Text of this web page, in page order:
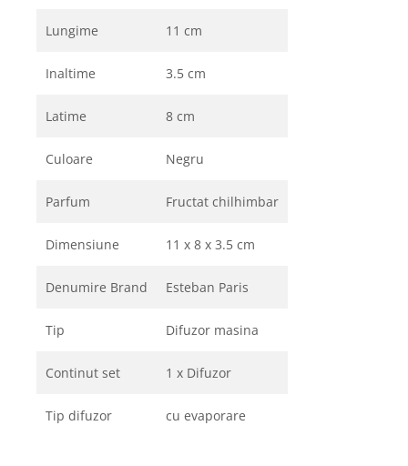
Lungime 11 cm
Inaltime 3.5 cm
Latime 8 cm
Culoare Negru
Parfum Fructat chilhimbar
Dimensiune 11 x 8 x 3.5 cm
Denumire Brand Esteban Paris
Tip Difuzor masina
Continut set 1 x Difuzor
Tip difuzor cu evaporare